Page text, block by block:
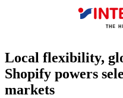
Local flexibility,
Shopify powers
markets